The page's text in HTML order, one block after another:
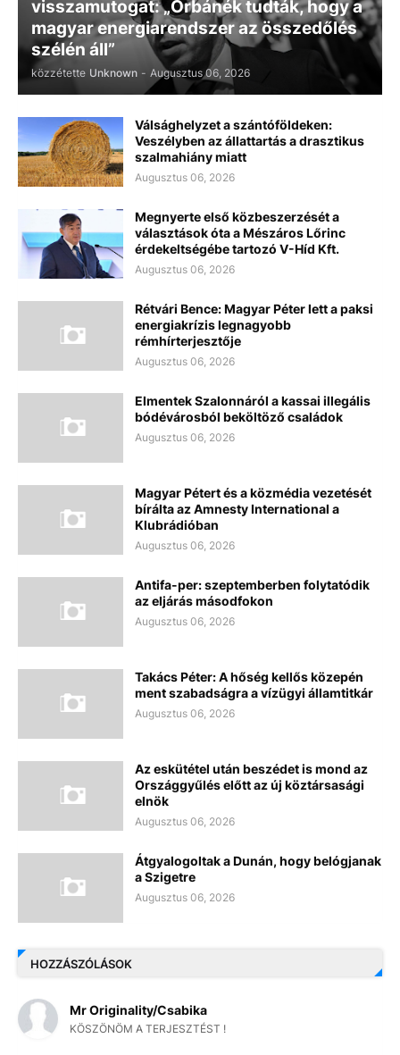
visszamutogat: „Orbánék tudták, hogy a
magyar energiarendszer az összedőlés
szélén áll”
közzétette Unknown - Augusztus 06, 2026
Válsághelyzet a szántóföldeken:
Veszélyben az állattartás a drasztikus
szalmahiány miatt
Augusztus 06, 2026
Megnyerte első közbeszerzését a
választások óta a Mészáros Lőrinc
érdekeltségébe tartozó V-Híd Kft.
Augusztus 06, 2026
Rétvári Bence: Magyar Péter lett a paksi
energiakrízis legnagyobb
rémhírterjesztője
Augusztus 06, 2026
Elmentek Szalonnáról a kassai illegális
bódévárosból beköltöző családok
Augusztus 06, 2026
Magyar Pétert és a közmédia vezetését
bírálta az Amnesty International a
Klubrádióban
Augusztus 06, 2026
Antifa-per: szeptemberben folytatódik
az eljárás másodfokon
Augusztus 06, 2026
Takács Péter: A hőség kellős közepén
ment szabadságra a vízügyi államtitkár
Augusztus 06, 2026
Az eskütétel után beszédet is mond az
Országgyűlés előtt az új köztársasági
elnök
Augusztus 06, 2026
Átgyalogoltak a Dunán, hogy belógjanak
a Szigetre
Augusztus 06, 2026
HOZZÁSZÓLÁSOK
Mr Originality/Csabika
KÖSZÖNÖM A TERJESZTÉST !